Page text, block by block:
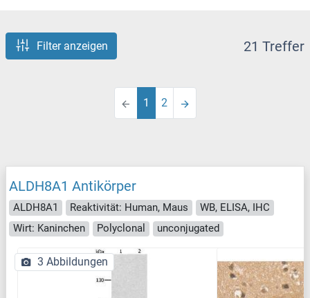
Filter anzeigen 21 Treffer
1 2
ALDH8A1 Antikörper
ALDH8A1 Reaktivität: Human, Maus
WB, ELISA, IHC
Wirt: Kaninchen
Polyclonal unconjugated
3 Abbildungen